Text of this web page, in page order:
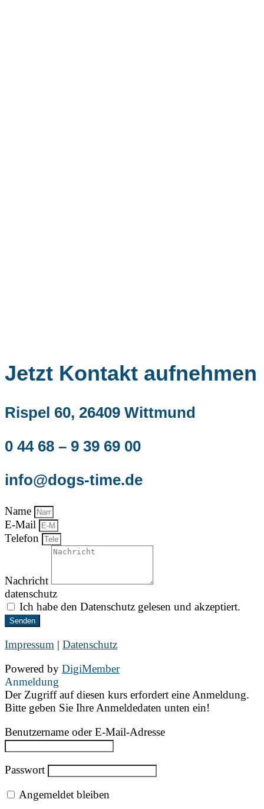
Jetzt Kontakt aufnehmen
Rispel 60, 26409 Wittmund
0 44 68 – 9 39 69 00
info@dogs-time.de
Name
E-Mail
Telefon
Nachricht
datenschutz
Ich habe den Datenschutz gelesen und akzeptiert.
Senden
Impressum | Datenschutz
Powered by DigiMember
Anmeldung
Der Zugriff auf diesen kurs erfordert eine Anmeldung.
Bitte geben Sie Ihre Anmeldedaten unten ein!
Benutzername oder E-Mail-Adresse
Passwort
Angemeldet bleiben